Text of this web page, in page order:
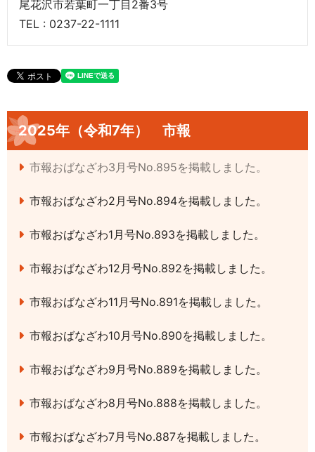
尾花沢市若葉町一丁目2番3号
TEL : 0237-22-1111
2025年（令和7年） 市報
市報おばなざわ3月号No.895を掲載しました。
市報おばなざわ2月号No.894を掲載しました。
市報おばなざわ1月号No.893を掲載しました。
市報おばなざわ12月号No.892を掲載しました。
市報おばなざわ11月号No.891を掲載しました。
市報おばなざわ10月号No.890を掲載しました。
市報おばなざわ9月号No.889を掲載しました。
市報おばなざわ8月号No.888を掲載しました。
市報おばなざわ7月号No.887を掲載しました。